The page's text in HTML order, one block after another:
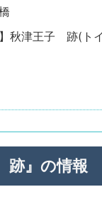
】秋津王子 跡(ト
跡』の情報